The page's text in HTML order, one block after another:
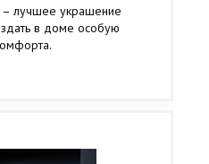
лучшее украшение
в доме особую